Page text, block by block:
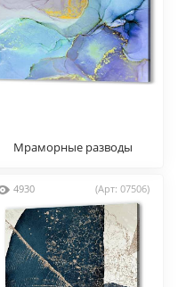
Мраморные разводы
4930 (Арт: 07506)